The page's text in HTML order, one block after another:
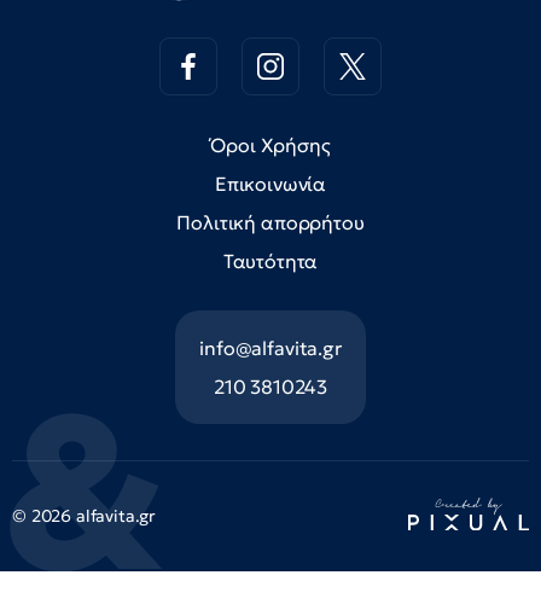
Όροι Χρήσης
Επικοινωνία
Πολιτική απορρήτου
Ταυτότητα
info@alfavita.gr
210 3810243
© 2026 alfavita.gr